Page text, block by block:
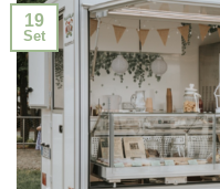
19
Set